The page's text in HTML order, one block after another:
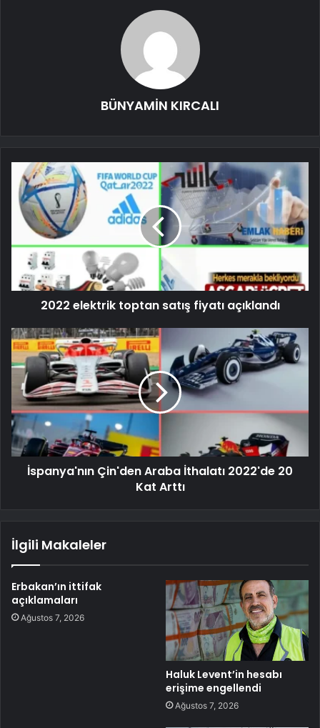
BÜNYAMİN KIRCALI
2022 elektrik toptan satış fiyatı açıklandı
İspanya'nın Çin'den Araba İthalatı 2022'de 20
Kat Arttı
İlgili Makaleler
Erbakan’ın ittifak
açıklamaları
Ağustos 7, 2026
Haluk Levent’in hesabı
erişime engellendi
Ağustos 7, 2026